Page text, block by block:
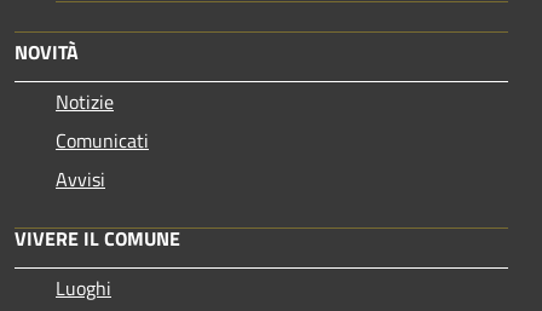
NOVITÀ
Notizie
Comunicati
Avvisi
VIVERE IL COMUNE
Luoghi